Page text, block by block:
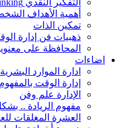
أهمية الأهداف
تمكين الذات
ذهبيات فن إدارة
المحافظة على
اضاءات
ادارة الموارد
إدارة الوقت
الإدارة علم وفن
مفهوم الريادة ..
العشرة المغلقات